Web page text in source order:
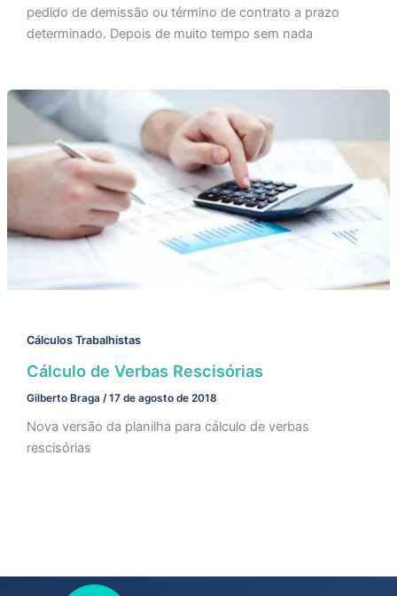
pedido de demissão ou término de contrato a prazo
determinado. Depois de muito tempo sem nada
Cálculos Trabalhistas
Cálculo de Verbas Rescisórias
Gilberto Braga /17 de agosto de 2018
Nova versão da planilha para cálculo de verbas
rescisórias